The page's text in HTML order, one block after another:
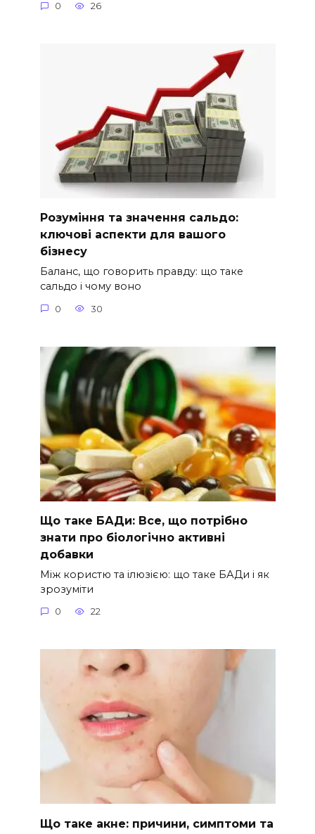
0 26
Розуміння та значення сальдо:
ключові аспекти для вашого
бізнесу
Баланс, що говорить правду: що таке
сальдо і чому воно
0 30
Що таке БАДи: Все, що потрібно
знати про біологічно активні
добавки
Між користю та ілюзією: що таке БАДи і як
зрозуміти
0 22
Що таке акне: причини, симптоми та